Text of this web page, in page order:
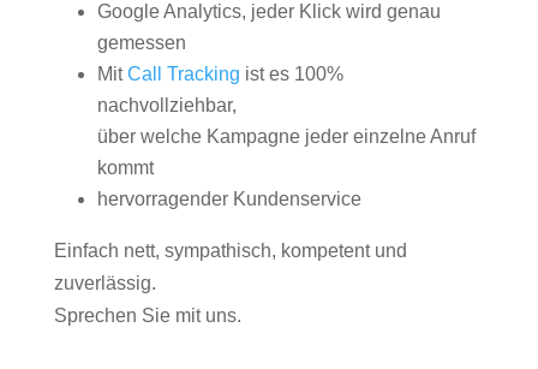
Google Analytics, jeder Klick wird genau
gemessen
MitCall Tracking ist es 100%
nachvollziehbar,
über welche Kampagne jeder einzelne Anruf
kommt
hervorragender Kundenservice
Einfach nett, sympathisch, kompetent und
zuverlässig.
Sprechen Sie mit uns.